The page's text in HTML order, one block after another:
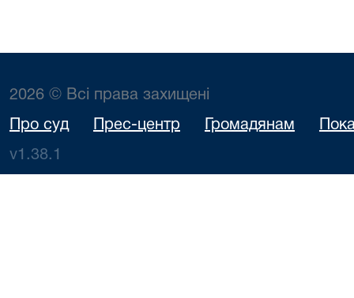
2026 © Всі права захищені
Про суд Прес-центр Громадянам
v1.38.1